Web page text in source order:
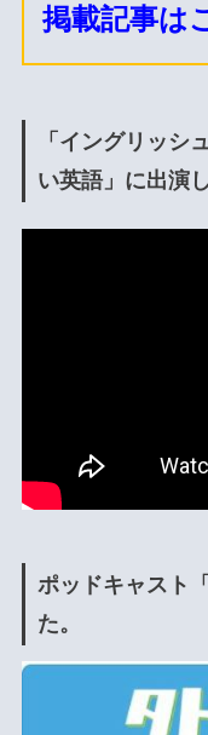
掲載記事は
「イングリッ
い英語」に出演
ポッドキャスト
た。